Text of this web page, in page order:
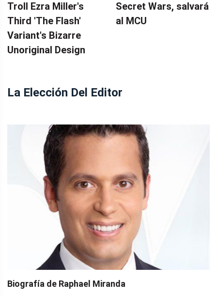
Troll Ezra Miller's
Third 'The Flash'
Variant's Bizarre
Unoriginal Design
Secret Wars, salvará
al MCU
La Elección Del Editor
Biografía de Raphael Miranda